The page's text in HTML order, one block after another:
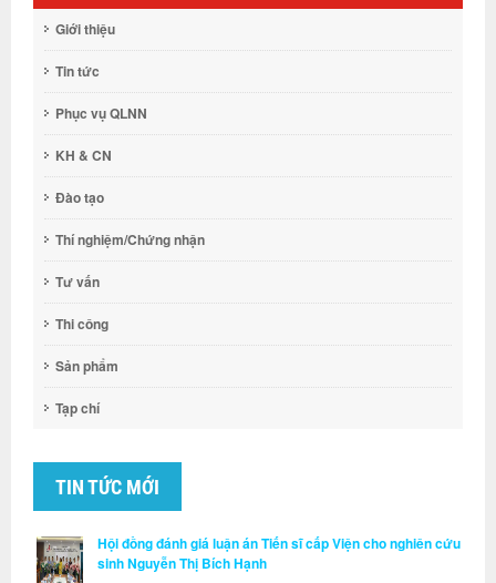
Giới thiệu
Tin tức
Phục vụ QLNN
KH & CN
Đào tạo
Thí nghiệm/Chứng nhận
Tư vấn
Thi công
Sản phẩm
Tạp chí
TIN TỨC MỚI
Hội đồng đánh giá luận án Tiến sĩ cấp Viện cho nghiên cứu
sinh Nguyễn Thị Bích Hạnh